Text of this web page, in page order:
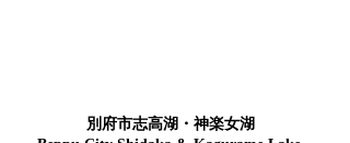
別府市志高湖・神楽女湖